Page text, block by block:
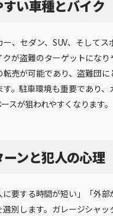
い車種とバイク
、セダン、SUV、そしてス
が盗難のターゲットになり
転売が可能であり、盗難団
す。駐車環境も重要であり
スが狙われやすくなります。
ンと犯人の心理
要する時間が短い」「外部
選別します。ガレージシャ